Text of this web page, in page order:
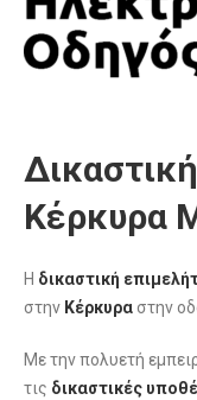
Κέρκυρα
Η δικαστική
στην Κέρκυρα στην
Με την πολυετή
τις δικαστικές